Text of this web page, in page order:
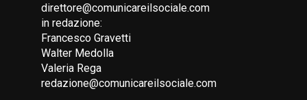
direttore@comunicareilsociale.com
in redazione:
Francesco Gravetti
Walter Medolla
Valeria Rega
redazione@comunicareilsociale.com